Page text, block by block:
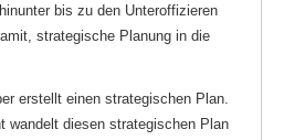
hinunter bis zu den Unteroffizieren
strategische Planung in die
erstellt einen strategischen Plan.
wandelt diesen strategischen Plan